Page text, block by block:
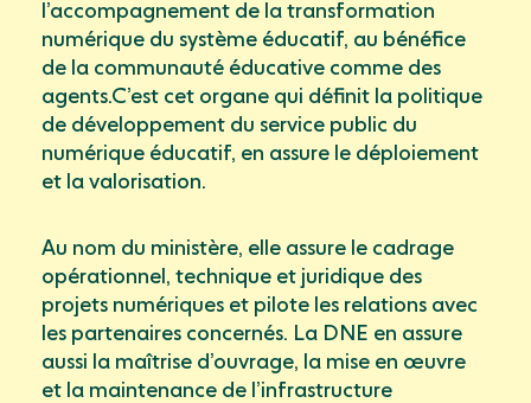
l’accompagnement de la transformation
numérique du système éducatif, au bénéfice
de la communauté éducative comme des
agents.C’est cet organe qui définit la politique
de développement du service public du
numérique éducatif, en assure le déploiement
et la valorisation.
Au nom du ministère, elle assure le cadrage
opérationnel, technique et juridique des
projets numériques et pilote les relations avec
les partenaires concernés. La DNE en assure
aussi la maîtrise d’ouvrage, la mise en œuvre
et la maintenance de l’infrastructure